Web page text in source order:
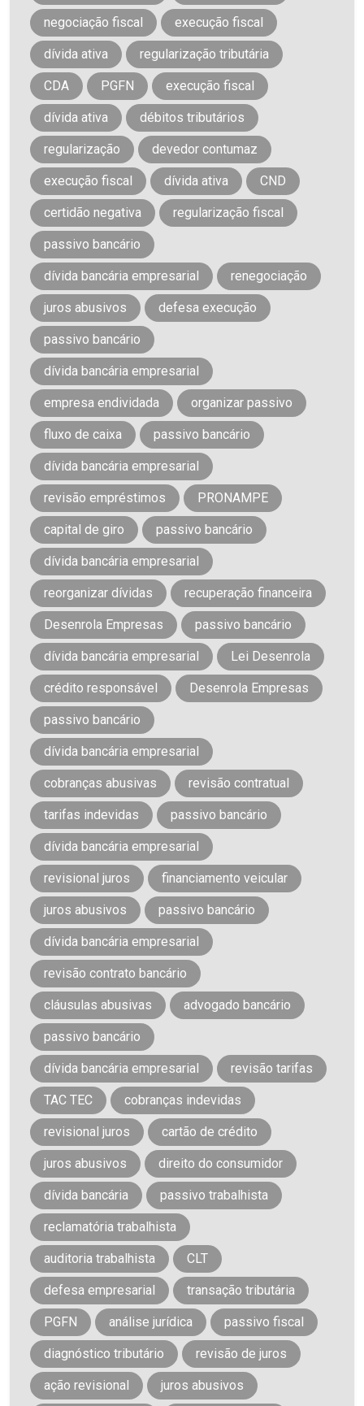
negociação fiscal execução fiscal
dívida ativa regularização tributária
CDA PGFN execução fiscal
dívida ativa débitos tributários
regularização devedor contumaz
execução fiscal dívida ativa CND
certidão negativa regularização fiscal
passivo bancário
dívida bancária empresarial renegociação
juros abusivos defesa execução
passivo bancário
dívida bancária empresarial
empresa endividada organizar passivo
fluxo de caixa passivo bancário
dívida bancária empresarial
revisão empréstimos PRONAMPE
capital de giro passivo bancário
dívida bancária empresarial
reorganizar dívidas recuperação financeira
Desenrola Empresas passivo bancário
dívida bancária empresarial Lei Desenrola
crédito responsável Desenrola Empresas
passivo bancário
dívida bancária empresarial
cobranças abusivas revisão contratual
tarifas indevidas passivo bancário
dívida bancária empresarial
revisional juros financiamento veicular
juros abusivos passivo bancário
dívida bancária empresarial
revisão contrato bancário
cláusulas abusivas advogado bancário
passivo bancário
dívida bancária empresarial revisão tarifas
TAC TEC cobranças indevidas
revisional juros cartão de crédito
juros abusivos direito do consumidor
dívida bancária passivo trabalhista
reclamatória trabalhista
auditoria trabalhista CLT
defesa empresarial transação tributária
PGFN análise jurídica passivo fiscal
diagnóstico tributário revisão de juros
ação revisional juros abusivos